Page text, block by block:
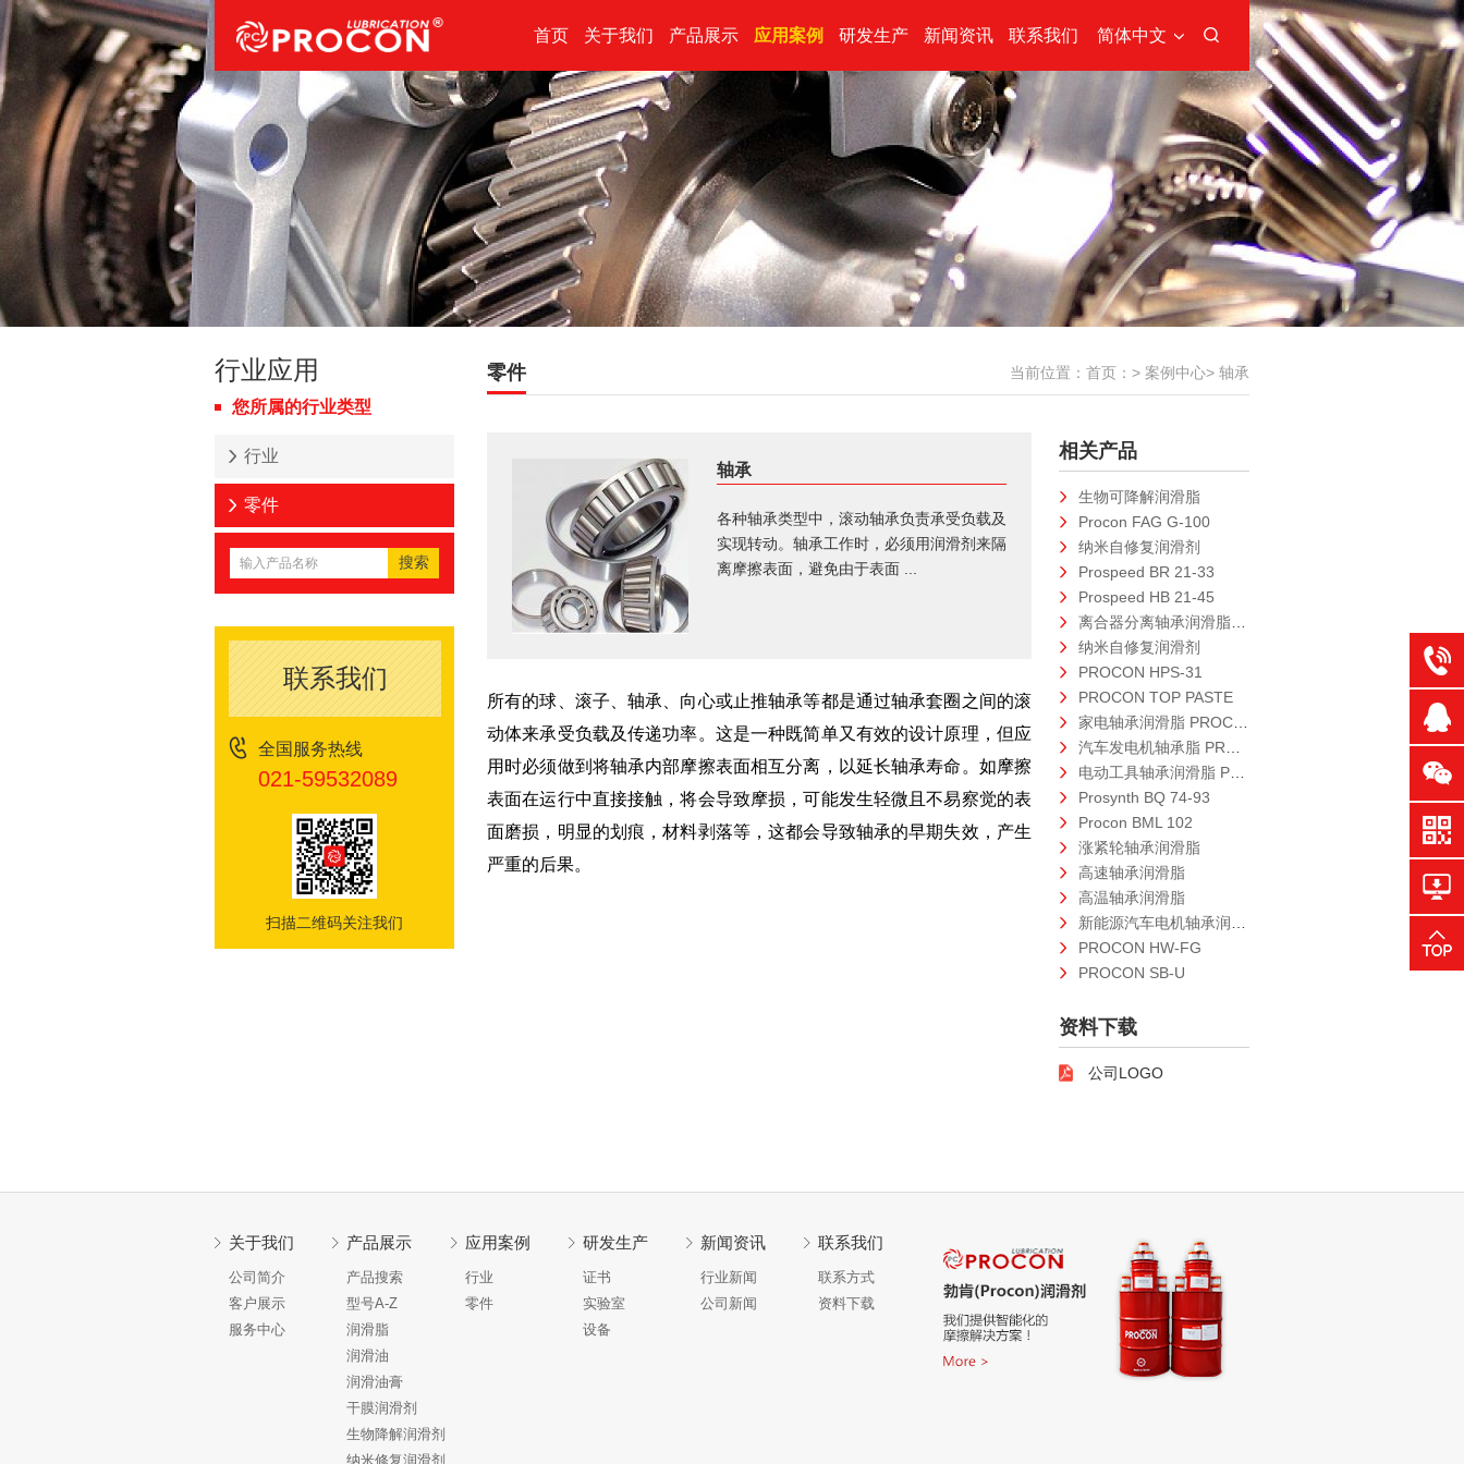
首页 关于我们 产品展示 应用案例 研发生产 新闻资讯 联系我们 简体中文
行业应用
您所属的行业类型
行业
零件
联系我们
全国服务热线
021-59532089
扫描二维码关注我们
零件 当前位置： 首页： > 案例中心> 轴承
轴承
各种轴承类型中，滚动轴承负责承受负载及
实现转动。轴承工作时，必须用润滑剂来隔
离摩擦表面，避免由于表面 ...
所有的球、滚子、轴承、向心或止推轴承等都是通过轴承套圈之间的滚
动体来承受负载及传递功率。这是一种既简单又有效的设计原理，但应
用时必须做到将轴承内部摩擦表面相互分离，以延长轴承寿命。如摩擦
表面在运行中直接接触，将会导致摩损，可能发生轻微且不易察觉的表
面磨损，明显的划痕，材料剥落等，这都会导致轴承的早期失效，产生
严重的后果。
相关产品
生物可降解润滑脂
Procon FAG G-100
纳米自修复润滑剂
Prospeed BR 21-33
Prospeed HB 21-45
纳米自修复润滑剂
PROCON HPS-31
PROCON TOP PASTE
Prosynth BQ 74-93
Procon BML 102
涨紧轮轴承润滑脂
高速轴承润滑脂
高温轴承润滑脂
PROCON HW-FG
PROCON SB-U
资料下载
公司LOGO
关于我们
公司简介
客户展示
服务中心
产品展示
产品搜索
型号A-Z
润滑脂
润滑油
润滑油膏
干膜润滑剂
生物降解润滑剂
纳米修复润滑剂
应用案例
行业
零件
研发生产
证书
实验室
设备
新闻资讯
行业新闻
公司新闻
联系我们
联系方式
资料下载